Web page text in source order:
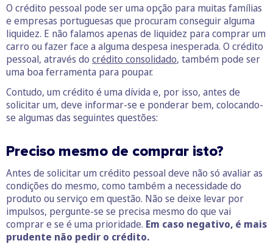
O crédito pessoal pode ser uma opção para muitas famílias
e empresas portuguesas que procuram conseguir alguma
liquidez. E não falamos apenas de liquidez para comprar um
carro ou fazer face a alguma despesa inesperada. O crédito
pessoal, através do crédito consolidado, também pode ser
uma boa ferramenta para poupar.
Contudo, um crédito é uma dívida e, por isso, antes de
solicitar um, deve informar-se e ponderar bem, colocando-
se algumas das seguintes questões:
Preciso mesmo de comprar isto?
Antes de solicitar um crédito pessoal deve não só avaliar as
condições do mesmo, como também a necessidade do
produto ou serviço em questão. Não se deixe levar por
impulsos, pergunte-se se precisa mesmo do que vai
comprar e se é uma prioridade. Em caso negativo, é mais
prudente não pedir o crédito.